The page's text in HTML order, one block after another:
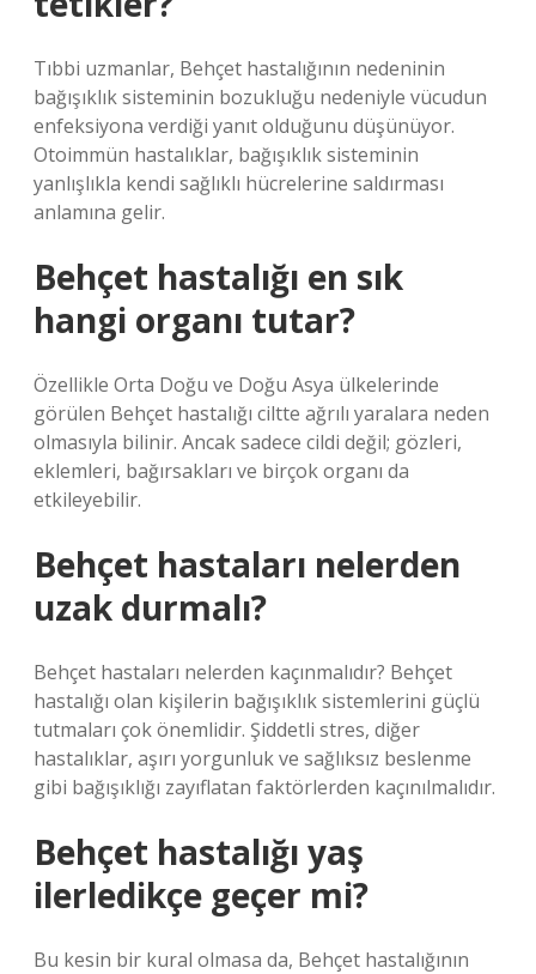
Tıbbi uzmanlar, Behçet hastalığının nedeninin
bağışıklık sisteminin bozukluğu nedeniyle vücudun
enfeksiyona verdiği yanıt olduğunu düşünüyor.
Otoimmün hastalıklar, bağışıklık sisteminin
yanlışlıkla kendi sağlıklı hücrelerine saldırması
anlamına gelir.
Behçet hastalığı en sık
hangi organı tutar?
Özellikle Orta Doğu ve Doğu Asya ülkelerinde
görülen Behçet hastalığı ciltte ağrılı yaralara neden
olmasıyla bilinir. Ancak sadece cildi değil; gözleri,
eklemleri, bağırsakları ve birçok organı da
etkileyebilir.
Behçet hastaları nelerden
uzak durmalı?
Behçet hastaları nelerden kaçınmalıdır? Behçet
hastalığı olan kişilerin bağışıklık sistemlerini güçlü
tutmaları çok önemlidir. Şiddetli stres, diğer
hastalıklar, aşırı yorgunluk ve sağlıksız beslenme
gibi bağışıklığı zayıflatan faktörlerden kaçınılmalıdır.
Behçet hastalığı yaş
ilerledikçe geçer mi?
Bu kesin bir kural olmasa da, Behçet hastalığının